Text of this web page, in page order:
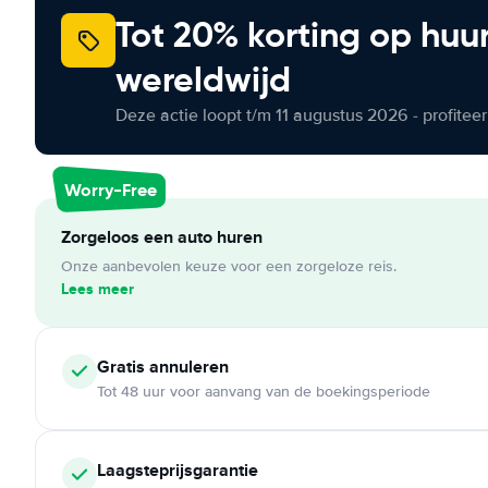
Tot 20% korting op
wereldwijd
Deze actie loopt t/m 11 augustus 2026 -
Worry-Free
Zorgeloos een auto huren
Onze aanbevolen keuze voor een zorgeloze reis.
Lees meer
Gratis annuleren
Tot 48 uur voor aanvang van de boekingsperiode
Laagsteprijsgarantie